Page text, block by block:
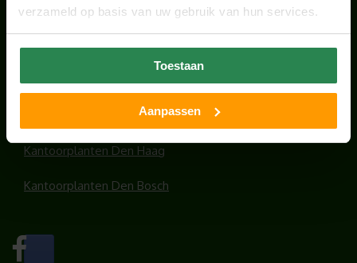
verzameld op basis van uw gebruik van hun services.
Toestaan
Aanpassen
Kantoorplanten Utrecht
Kantoorplanten Amsterdam
Kantoorplanten Rotterdam
Kantoorplanten Den Haag
Kantoorplanten Den Bosch